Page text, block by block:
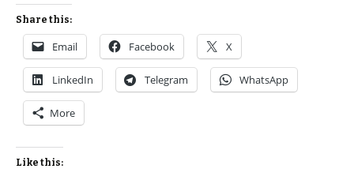
Share this:
Email Facebook X
LinkedIn Telegram WhatsApp
More
Like this: